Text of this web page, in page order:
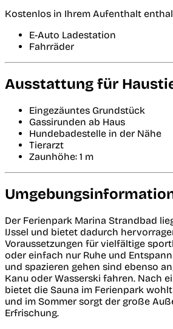
Kostenlos in Ihrem Aufenthalt
E-Auto Ladestation
Fahrräder
Ausstattung für
Eingezäuntes Grundstück
Gassirunden ab Haus
Hundebadestelle in der Nähe
Tierarzt
Zaunhöhe: 1 m
Der Ferienpark Marina Strandbad
IJssel und bietet dadurch
Voraussetzungen für vielfältige
oder einfach nur Ruhe und
und spazieren gehen sind ebenso
Kanu oder Wasserski fahren. Nach
bietet die Sauna im Ferienpark
und im Sommer sorgt der große
Erfrischung.